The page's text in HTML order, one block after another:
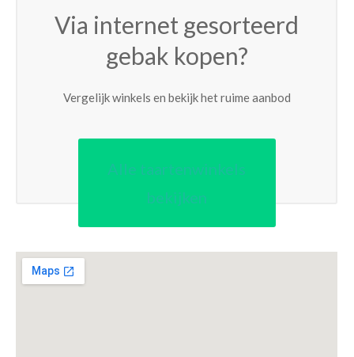
Via internet gesorteerd
gebak kopen?
Vergelijk winkels en bekijk het ruime aanbod
Alle taartenwinkels
bekijken